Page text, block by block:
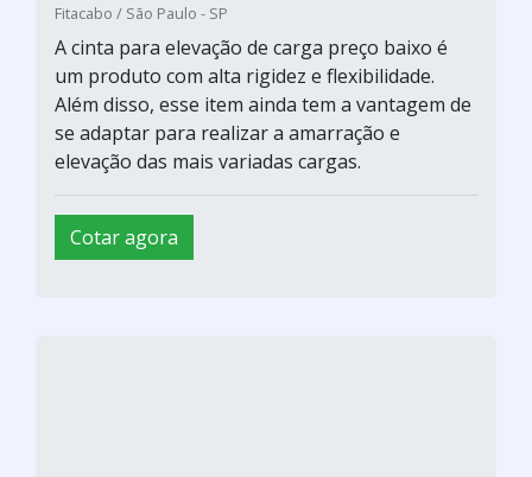
Fitacabo / São Paulo - SP
A cinta para elevação de carga preço baixo é
um produto com alta rigidez e flexibilidade.
Além disso, esse item ainda tem a vantagem de
se adaptar para realizar a amarração e
elevação das mais variadas cargas.
Cotar agora